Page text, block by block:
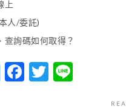
上
人/委託)
查詢碼如何取得？
Facebook
Twitter
Line